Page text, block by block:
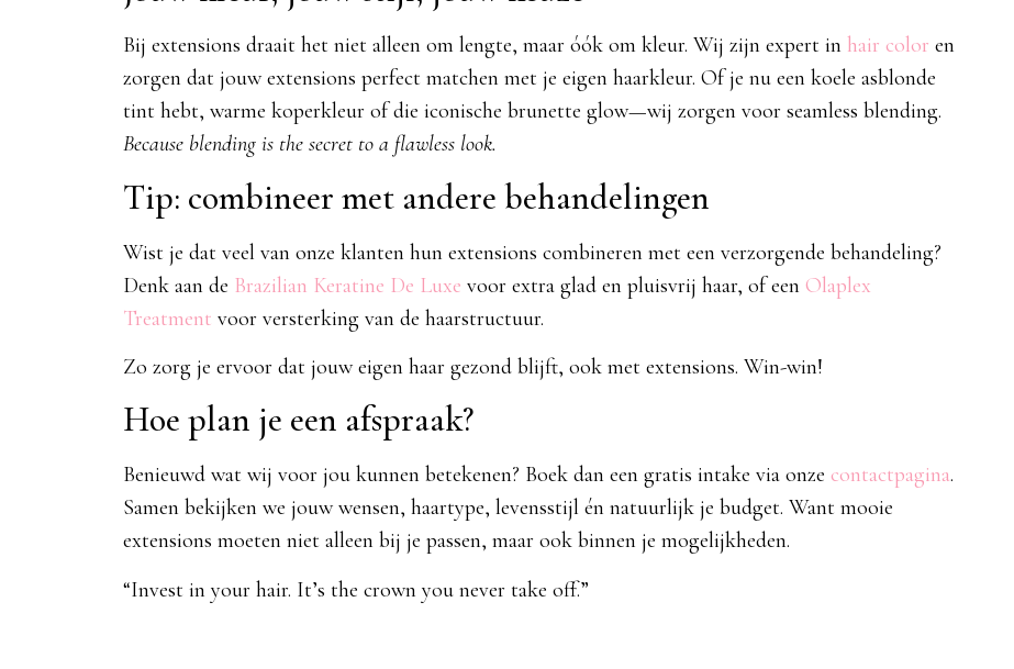
Bij extensions draait het niet alleen om lengte, maar óók om kleur. Wij zijn expert in hair color en
zorgen dat jouw extensions perfect matchen met je eigen haarkleur. Of je nu een koele asblonde
tint hebt, warme koperkleur of die iconische brunette glow—wij zorgen voor seamless blending.
Because blending is the secret to a flawless look.
Tip: combineer met andere behandelingen
Wist je dat veel van onze klanten hun extensions combineren met een verzorgende behandeling?
Denk aan de Brazilian Keratine De Luxe voor extra glad en pluisvrij haar, of een Olaplex
Treatment voor versterking van de haarstructuur.
Zo zorg je ervoor dat jouw eigen haar gezond blijft, ook met extensions. Win-win!
Hoe plan je een afspraak?
Benieuwd wat wij voor jou kunnen betekenen? Boek dan een gratis intake via onze contactpagina.
Samen bekijken we jouw wensen, haartype, levensstijl én natuurlijk je budget. Want mooie
extensions moeten niet alleen bij je passen, maar ook binnen je mogelijkheden.
“Invest in your hair. It’s the crown you never take off.”